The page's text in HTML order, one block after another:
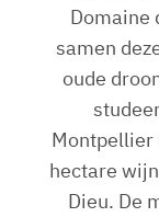
Domaine
samen
oude
Montpellier
hectare
Dieu. De